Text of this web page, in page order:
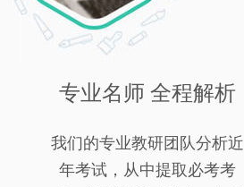
专业名师 全程解析
我们的专业教研团队分析近
年考试，从中提取必考考